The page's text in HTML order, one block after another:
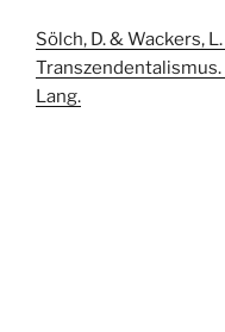
Sölch, D. & Wackers,
Lang.